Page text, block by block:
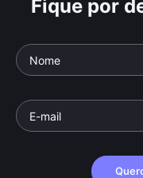
Fique por